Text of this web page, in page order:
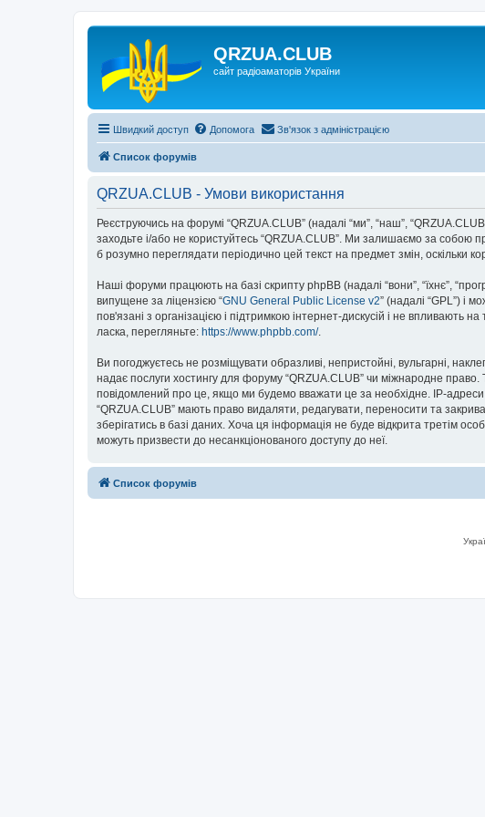
QRZUA.CLUB
сайт радіоаматорів України
Швидкий доступ Допомога Зв'язок з адміністрацією
Список форумів
QRZUA.CLUB - Умови використання
Реєструючись на форумі “QRZUA.CLUB” (надалі “ми”, “наш”,
заходьте і/або не користуйтесь “QRZUA.CLUB”. Ми залишаємо за собою
б розумно переглядати періодично цей текст на предмет змін, оскільки
Наші форуми працюють на базі скрипту phpBB (надалі “вони”, “їхнє”,
випущене за ліцензією “GNU General Public License v2” (надалі “GPL”) і
пов'язані з організацією і підтримкою інтернет-дискусій і не впливають
ласка, перегляньте: https://www.phpbb.com/.
Ви погоджуєтесь не розміщувати образливі, непристойні, вульгарні,
надає послуги хостингу для форуму “QRZUA.CLUB” чи міжнародне право.
повідомлений про це, якщо ми будемо вважати це за необхідне. IP-адреси
“QRZUA.CLUB” мають право видаляти, редагувати, переносити та
зберігатись в базі даних. Хоча ця інформація не буде відкрита третім
можуть призвести до несанкціонованого доступу до неї.
Список форумів